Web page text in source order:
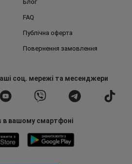
Блог
FAQ
Публічна оферта
Повернення замовлення
соц. мережі та месенджери
в вашому смартфоні